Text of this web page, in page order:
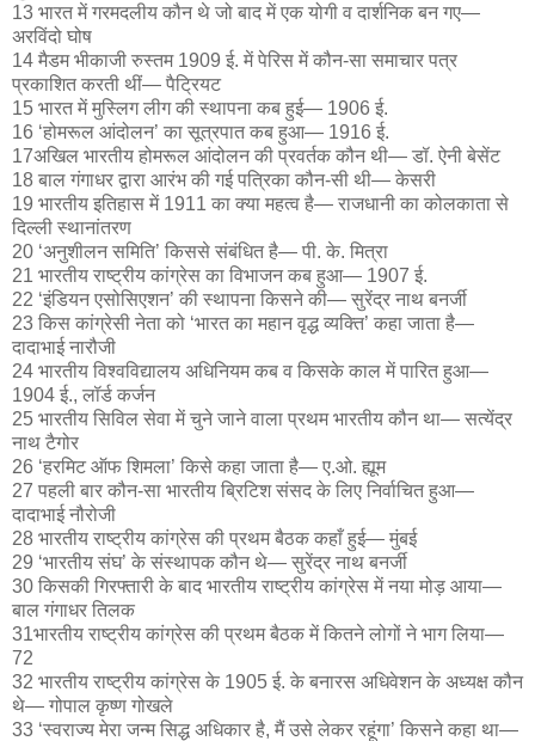
13 भारत में गरमदलीय कौन थे जो बाद में एक योगी व दार्शनिक बन गए—
अरविंदो घोष
14 मैडम भीकाजी रुस्तम 1909 ई. में पेरिस में कौन-सा समाचार पत्र
प्रकाशित करती थीं— पैट्रियट
15 भारत में मुस्लिग लीग की स्थापना कब हुई— 1906 ई.
16 ‘होमरूल आंदोलन’ का सूत्रपात कब हुआ— 1916 ई.
17अखिल भारतीय होमरूल आंदोलन की प्रवर्तक कौन थी— डॉ. ऐनी बेसेंट
18 बाल गंगाधर द्वारा आरंभ की गई पत्रिका कौन-सी थी— केसरी
19 भारतीय इतिहास में 1911 का क्या महत्व है— राजधानी का कोलकाता से
दिल्ली स्थानांतरण
20 ‘अनुशीलन समिति’ किससे संबंधित है— पी. के. मित्रा
21 भारतीय राष्ट्रीय कांग्रेस का विभाजन कब हुआ— 1907 ई.
22 ‘इंडियन एसोसिएशन’ की स्थापना किसने की— सुरेंद्र नाथ बनर्जी
23 किस कांग्रेसी नेता को ‘भारत का महान वृद्ध व्यक्ति’ कहा जाता है—
दादाभाई नारौजी
24 भारतीय विश्वविद्यालय अधिनियम कब व किसके काल में पारित हुआ—
1904 ई., लॉर्ड कर्जन
25 भारतीय सिविल सेवा में चुने जाने वाला प्रथम भारतीय कौन था— सत्येंद्र
नाथ टैगोर
26 ‘हरमिट ऑफ शिमला’ किसे कहा जाता है— ए.ओ. ह्यूम
27 पहली बार कौन-सा भारतीय ब्रिटिश संसद के लिए निर्वाचित हुआ—
दादाभाई नौरोजी
28 भारतीय राष्ट्रीय कांग्रेस की प्रथम बैठक कहाँ हुई— मुंबई
29 ‘भारतीय संघ’ के संस्थापक कौन थे— सुरेंद्र नाथ बनर्जी
30 किसकी गिरफ्तारी के बाद भारतीय राष्ट्रीय कांग्रेस में नया मोड़ आया—
बाल गंगाधर तिलक
31भारतीय राष्ट्रीय कांग्रेस की प्रथम बैठक में कितने लोगों ने भाग लिया—
72
32 भारतीय राष्ट्रीय कांग्रेस के 1905 ई. के बनारस अधिवेशन के अध्यक्ष कौन
थे— गोपाल कृष्ण गोखले
33 ‘स्वराज्य मेरा जन्म सिद्ध अधिकार है, मैं उसे लेकर रहूंगा’ किसने कहा था—